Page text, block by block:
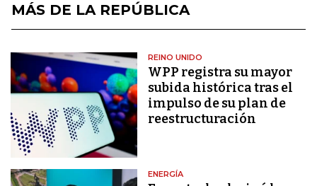
MÁS DE LA REPÚBLICA
REINO UNIDO
WPP registra su mayor
subida histórica tras el
impulso de su plan de
reestructuración
ENERGÍA